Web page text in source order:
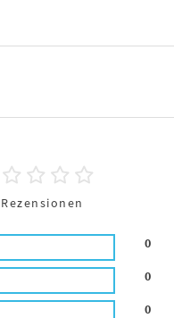
Rezensionen
0
0
0